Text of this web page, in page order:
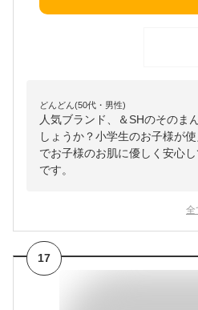
どんどん(50代・男性)
人気ブランド、＆SHのそのま
しょうか？小学生のお子様が
でお子様のお肌に優しく安心
です。
全
17